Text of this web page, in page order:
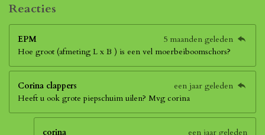
Reacties
EPM
5 maanden geleden
Hoe groot (afmeting L x B ) is een vel moerbeiboomschors?
Corina clappers
een jaar geleden
Heeft u ook grote piepschuim uilen? Mvg corina
corina
een jaar geleden